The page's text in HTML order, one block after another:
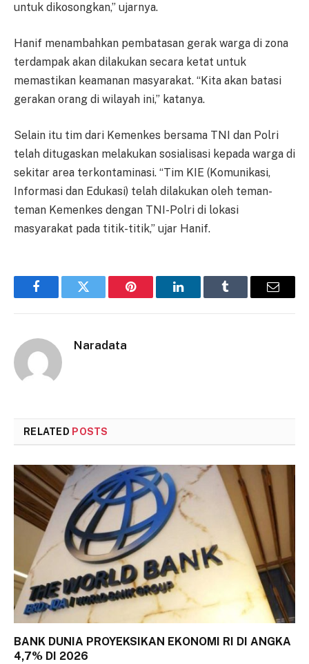
untuk dikosongkan,” ujarnya.
Hanif menambahkan pembatasan gerak warga di zona
terdampak akan dilakukan secara ketat untuk
memastikan keamanan masyarakat. “Kita akan batasi
gerakan orang di wilayah ini,” katanya.
Selain itu tim dari Kemenkes bersama TNI dan Polri
telah ditugaskan melakukan sosialisasi kepada warga di
sekitar area terkontaminasi. “Tim KIE (Komunikasi,
Informasi dan Edukasi) telah dilakukan oleh teman-
teman Kemenkes dengan TNI-Polri di lokasi
masyarakat pada titik-titik,” ujar Hanif.
FacebookTwitter Pinterest LinkedInTumblr Email
Naradata
RELATED POSTS
BANK DUNIA PROYEKSIKAN EKONOMI RI DI ANGKA
4,7% DI 2026